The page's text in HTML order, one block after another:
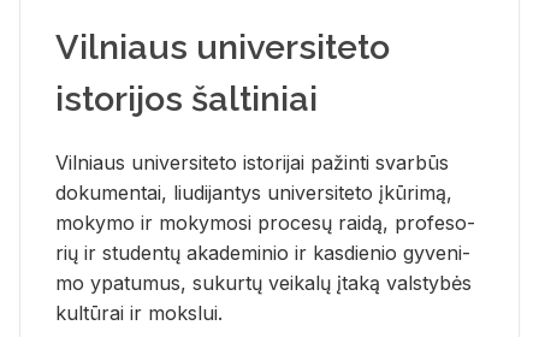
Vilniaus universiteto
istorijos šaltiniai
Vil­niaus uni­ver­si­te­to is­to­ri­jai pa­žin­ti svar­būs
do­ku­men­tai, liu­di­jan­tys uni­ver­si­te­to įkū­ri­mą,
mo­ky­mo ir mo­ky­mo­si pro­ce­sų rai­dą, pro­fe­so­
rių ir stu­den­tų aka­de­mi­nio ir kas­die­nio gy­ve­ni­
mo ypa­tu­mus, su­kur­tų vei­ka­lų įta­ką vals­ty­bės
kul­tū­rai ir moks­lui.